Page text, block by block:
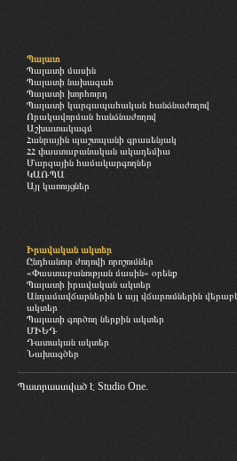
Պալատ
Պալատի մասին
Պալատի նախագահ
Պալատի խորհուրդ
Պալատի կարգապահական հանձնաժողով
Որակավորման հանձնաժողով
Աշխատակազմ
Հանրային պաշտպանի գրասենյակ
ՀՀ փաստաբանական ակադեմիա
Մարզային համակարգողներ
ԿԱՌՊԱ
Այլ կառույցներ
Իրավական ակտեր
Ընդհանուր ժողովի որոշումներ
«Փաստաբանության մասին» օրենք
Պալատի իրավական ակտեր
Անդամավճարներին և այլ վճարումներին
ակտեր
Պալատի գործող ներքին ակտեր
ՄԻԵԴ
Դատական ակտեր
Նախագծեր
Պատրաստված է Studio One.